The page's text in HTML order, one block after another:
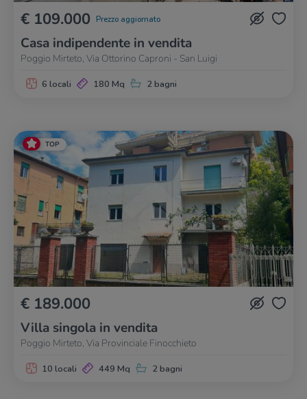
€ 109.000 Prezzo aggiornato
Casa indipendente in vendita
Poggio Mirteto, Via Ottorino Caproni - San Luigi
6 locali 180 Mq 2 bagni
TOP
€ 189.000
Villa singola in vendita
Poggio Mirteto, Via Provinciale Finocchieto
10 locali 449 Mq 2 bagni